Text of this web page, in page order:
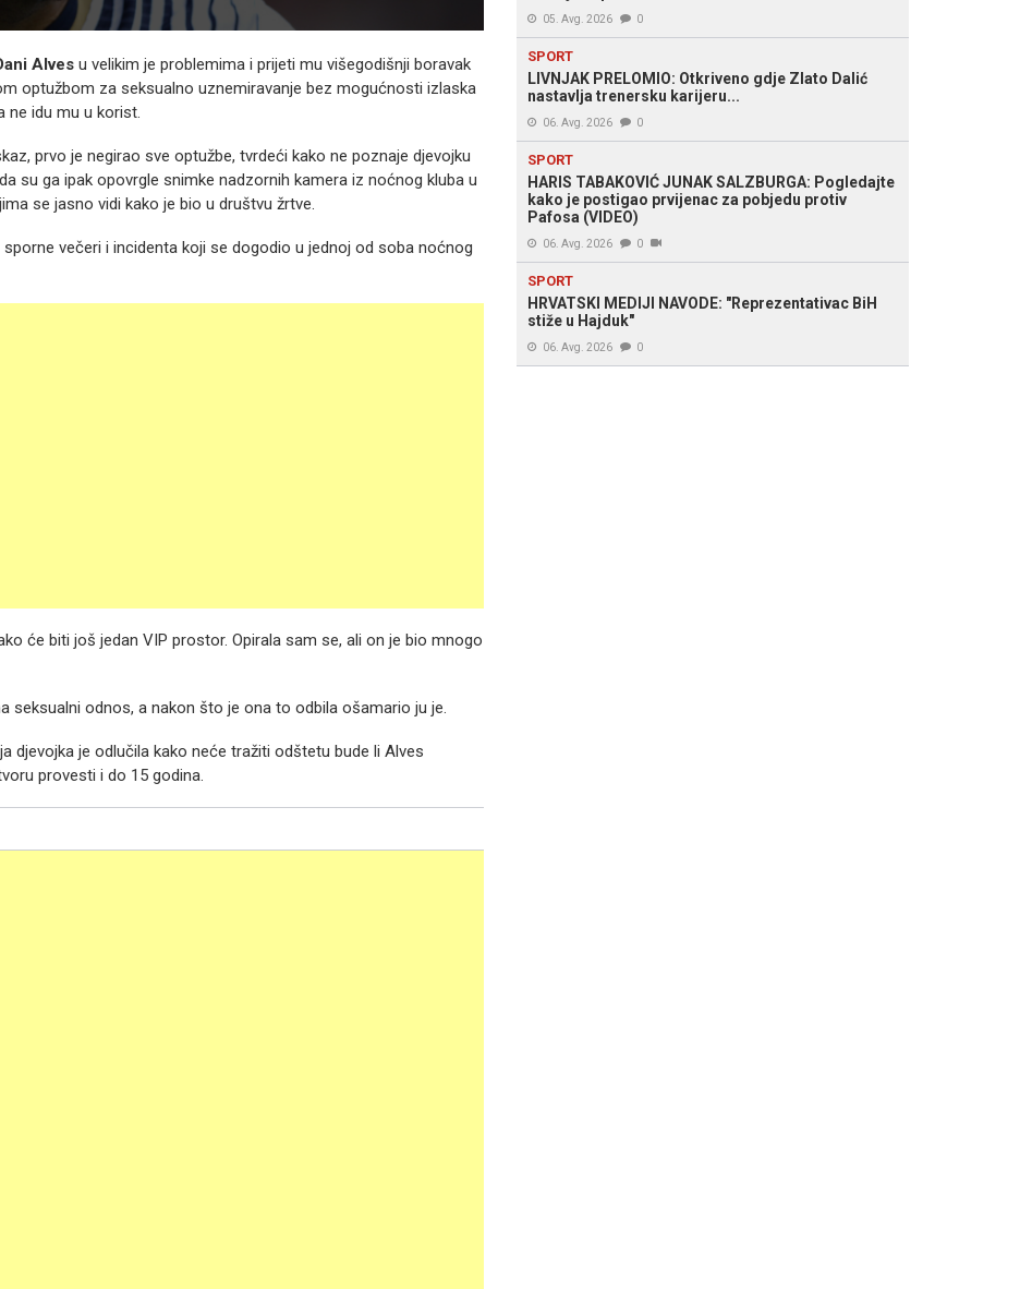
Alves u velikim je problemima i prijeti mu višegodišnji boravak
optužbom za seksualno uznemiravanje bez mogućnosti izlaska
ne idu mu u korist.
prvo je negirao sve optužbe, tvrdeći kako ne poznaje djevojku
su ga ipak opovrgle snimke nadzornih kamera iz noćnog kluba u
se jasno vidi kako je bio u društvu žrtve.
večeri i incidenta koji se dogodio u jednoj od soba noćnog
će biti još jedan VIP prostor. Opirala sam se, ali on je bio mnogo
seksualni odnos, a nakon što je ona to odbila ošamario ju je.
djevojka je odlučila kako neće tražiti odštetu bude li Alves
provesti i do 15 godina.
05. Avg. 2026 0
SPORT
LIVNJAK PRELOMIO: Otkriveno gdje Zlato Dalić
nastavlja trenersku karijeru...
06. Avg. 2026 0
SPORT
HARIS TABAKOVIĆ JUNAK SALZBURGA: Pogledajte
kako je postigao prvijenac za pobjedu protiv
Pafosa (VIDEO)
06. Avg. 2026 0
SPORT
HRVATSKI MEDIJI NAVODE: "Reprezentativac BiH
stiže u Hajduk"
06. Avg. 2026 0